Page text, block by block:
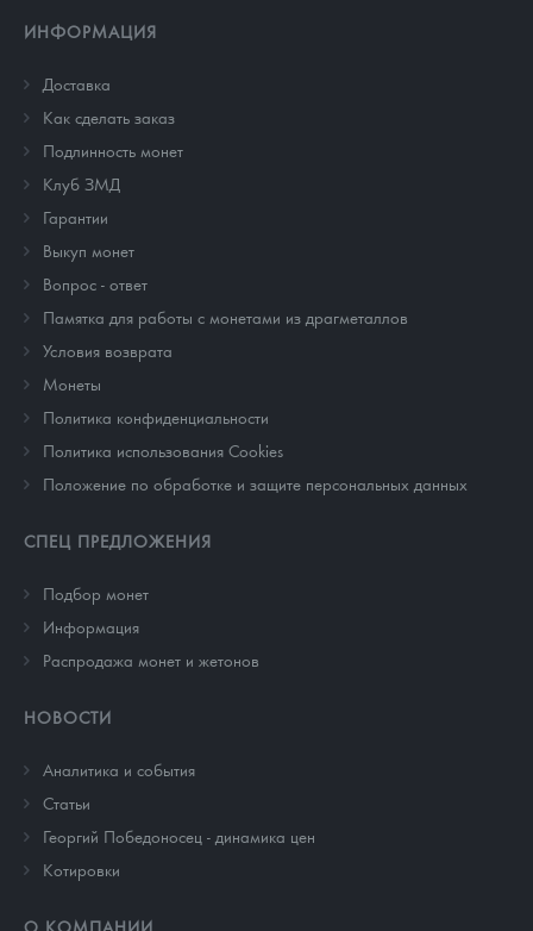
ИНФОРМАЦИЯ
Доставка
Как сделать заказ
Подлинность монет
Клуб ЗМД
Гарантии
Выкуп монет
Вопрос - ответ
Памятка для работы с монетами из драгметаллов
Условия возврата
Монеты
Политика конфиденциальности
Политика использования Cookies
Положение по обработке и защите персональных данных
СПЕЦ ПРЕДЛОЖЕНИЯ
Подбор монет
Информация
Распродажа монет и жетонов
НОВОСТИ
Аналитика и события
Cтатьи
Георгий Победоносец - динамика цен
Котировки